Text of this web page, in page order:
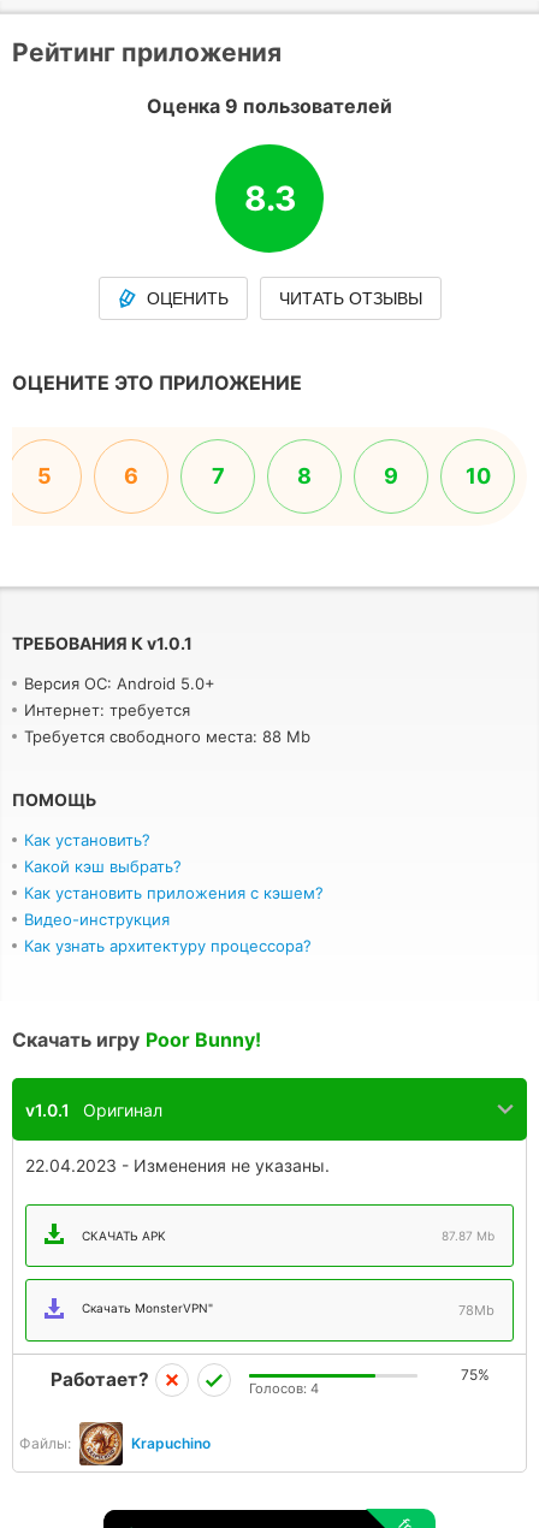
Рейтинг приложения
Оценка 9 пользователей
8.3
ОЦЕНИТЬ ЧИТАТЬ ОТЗЫВЫ
ОЦЕНИТЕ ЭТО ПРИЛОЖЕНИЕ
5 6 7 8 9 10
ТРЕБОВАНИЯ К v1.0.1
Версия ОС: Android 5.0+
Интернет: требуется
Требуется свободного места: 88 Mb
ПОМОЩЬ
Как установить?
Какой кэш выбрать?
Как установить приложения с кэшем?
Видео-инструкция
Как узнать архитектуру процессора?
Скачать игру Poor Bunny!
v1.0.1 Оригинал
22.04.2023 - Изменения не указаны.
СКАЧАТЬ APK 87.87 Mb
Скачать MonsterVPN" 78Mb
Файлы: Krapuchino
Работает? 75%
Голосов: 4